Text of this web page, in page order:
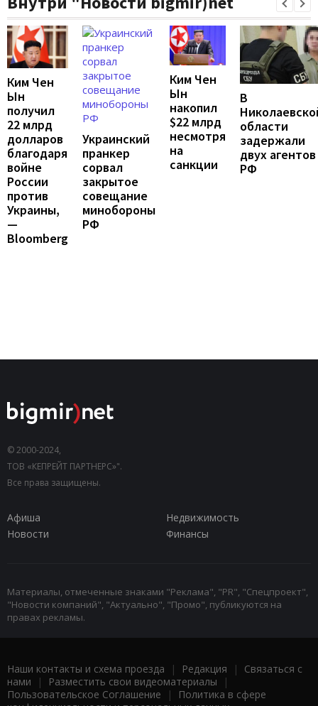
Ким Чен
Ын
получил
22 млрд
долларов
благодаря
войне
России
против
Украины,
—
Bloomberg
Украинский
пранкер
сорвал
закрытое
совещание
минобороны
РФ
Ким Чен
Ын
накопил
$22 млрд
несмотря
на
санкции
В
области
задержали
двух агентов
РФ
© 2000-2024,
ТОВ «КЕПРЕЙТ ПАРТНЕРС»".
Все права защищены.
Афиша
Недвижимость
Новости
Финансы
Материалы, отмеченные знаками "Реклама", "PR", "Спецпроект",
"Новости компаний", "Актуально", "Промо", публикуются на
правах рекламы.
Наши контакты и схема проезда | Редакция | Связаться с
нами | Разместить свои видеоматериалы |
Пользовательское Соглашение |
Политика в сфере